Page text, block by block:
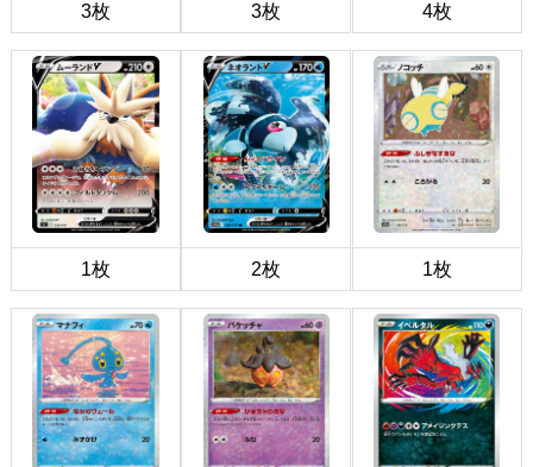
3枚 3枚 4枚
1枚 2枚 1枚